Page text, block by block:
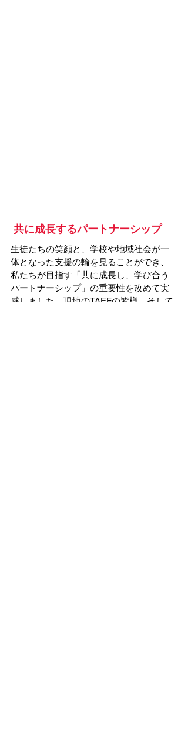
共に成長するパートナーシップ
生徒たちの笑顔と、学校や地域社会が一
体となった支援の輪を見ることができ、
私たちが目指す「共に成長し、学び合う
パートナーシップ」の重要性を改めて実
感しました。現地のTAEFの皆様、そして